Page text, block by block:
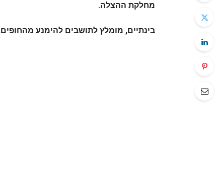
מחלקת ההצלה.
בינתיים, מומלץ לתושבים להימנע